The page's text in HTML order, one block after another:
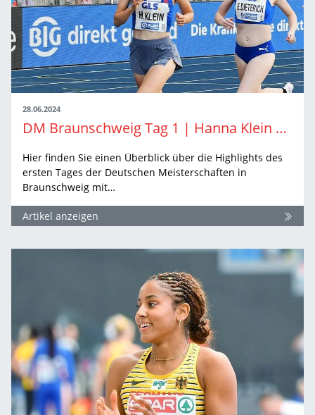
28.06.2024
DM Braunschweig Tag 1 | Hanna Klein mit zweitem DM-Titel
Hier finden Sie einen Überblick über die Highlights des
ersten Tages der Deutschen Meisterschaften in
Braunschweig mit…
Artikel anzeigen